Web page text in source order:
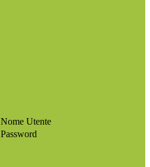
Nome Utente
Password